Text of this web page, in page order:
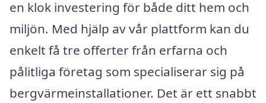
en klok investering för både ditt hem och
miljön. Med hjälp av vår plattform kan du
enkelt få tre offerter från erfarna och
pålitliga företag som specialiserar sig på
bergvärmeinstallationer. Det är ett snabbt